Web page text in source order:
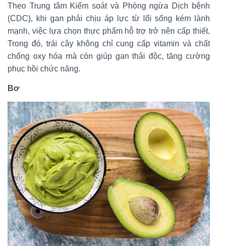
Theo Trung tâm Kiểm soát và Phòng ngừa Dịch bệnh
(CDC), khi gan phải chịu áp lực từ lối sống kém lành
mạnh, việc lựa chọn thực phẩm hỗ trợ trở nên cấp thiết.
Trong đó, trái cây không chỉ cung cấp vitamin và chất
chống oxy hóa mà còn giúp gan thải độc, tăng cường
phục hồi chức năng.
Bơ